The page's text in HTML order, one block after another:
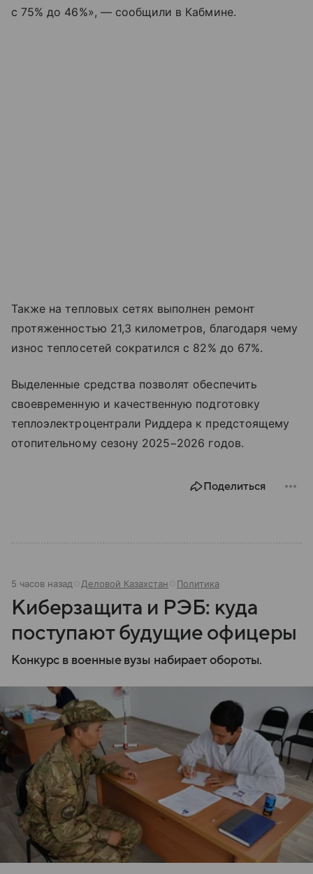
с 75% до 46%», — сообщили в Кабмине.
Также на тепловых сетях выполнен ремонт
протяженностью 21,3 километров, благодаря чему
износ теплосетей сократился с 82% до 67%.
Выделенные средства позволят обеспечить
своевременную и качественную подготовку
теплоэлектроцентрали Риддера к предстоящему
отопительному сезону 2025−2026 годов.
Поделиться
5 часов назад Деловой Казахстан Политика
Киберзащита и РЭБ: куда
поступают будущие офицеры
Конкурс в военные вузы набирает обороты.